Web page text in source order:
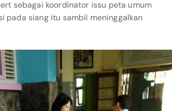
sebagai koordinator issu peta umum
pada siang itu sambil meninggalkan